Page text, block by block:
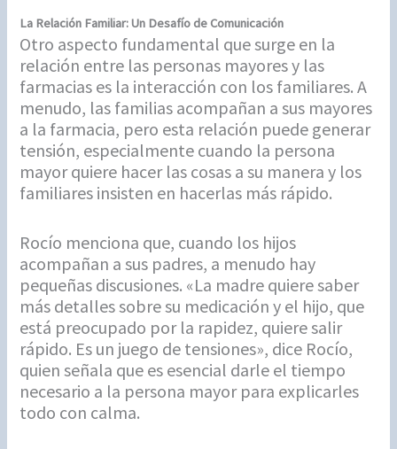
La Relación Familiar: Un Desafío de Comunicación
Otro aspecto fundamental que surge en la
relación entre las personas mayores y las
farmacias es la interacción con los familiares. A
menudo, las familias acompañan a sus mayores
a la farmacia, pero esta relación puede generar
tensión, especialmente cuando la persona
mayor quiere hacer las cosas a su manera y los
familiares insisten en hacerlas más rápido.
Rocío menciona que, cuando los hijos
acompañan a sus padres, a menudo hay
pequeñas discusiones. «La madre quiere saber
más detalles sobre su medicación y el hijo, que
está preocupado por la rapidez, quiere salir
rápido. Es un juego de tensiones», dice Rocío,
quien señala que es esencial darle el tiempo
necesario a la persona mayor para explicarles
todo con calma.